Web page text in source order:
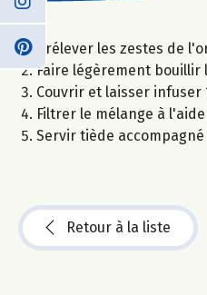
Prélever les zestes de
Faire légèrement bouillir
Couvrir et laisser infuser
Filtrer le mélange à
Servir tiède
Retour à la liste